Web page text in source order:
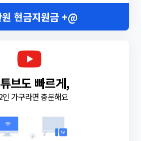
현금지원금 +@
브도 빠르게,
인 가구라면 충분해요
+